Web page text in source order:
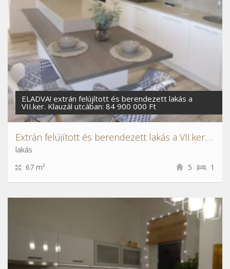
ELADVA! extrán felújított és berendezett lakás a
VII.ker. Klauzál utcában: 84 900 000 Ft
Extrán felújított és berendezett lakás a VII.ker. Klauzál utcában
lakás
67 m²
1
5